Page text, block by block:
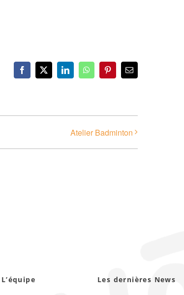
Facebook
X LinkedInWhatsAppPinterestEmail
Atelier Badminton
L’équipe Les dernières News